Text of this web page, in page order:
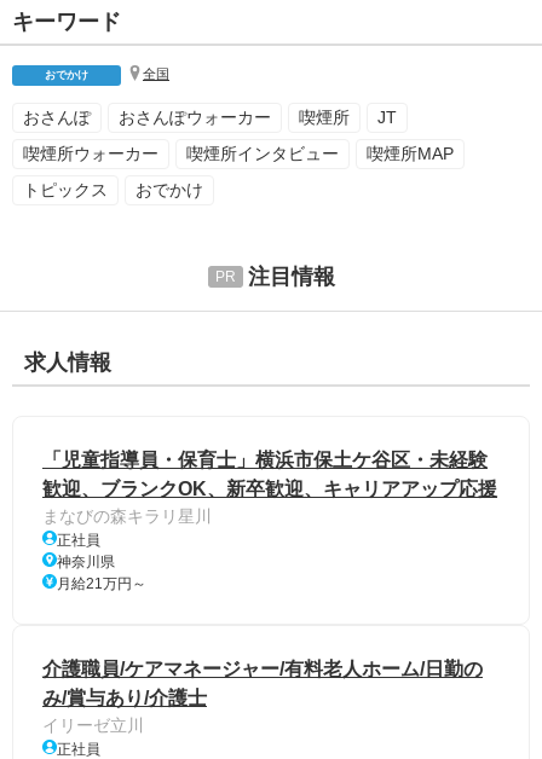
キーワード
おでかけ 全国
おさんぽ おさんぽウォーカー 喫煙所
JT
喫煙所ウォーカー
喫煙所インタビュー
喫煙所MAP
トピックス
おでかけ
注目情報
求人情報
「児童指導員・保育士」横浜市保土ケ谷区・未経験
歓迎、ブランクOK、新卒歓迎、キャリアアップ応援
まなびの森キラリ星川
正社員
神奈川県
月給21万円～
介護職員/ケアマネージャー/有料老人ホーム/日勤の
み/賞与あり/介護士
イリーゼ立川
正社員